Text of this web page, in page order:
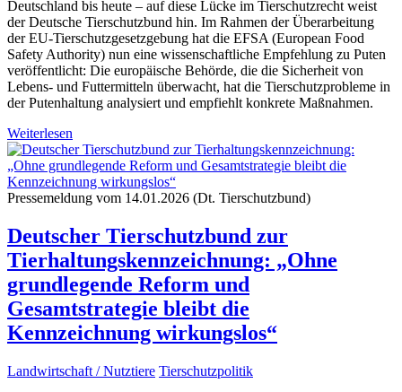
Deutschland bis heute – auf diese Lücke im Tierschutzrecht weist
der Deutsche Tierschutzbund hin. Im Rahmen der Überarbeitung
der EU-Tierschutzgesetzgebung hat die EFSA (European Food
Safety Authority) nun eine wissenschaftliche Empfehlung zu Puten
veröffentlicht: Die europäische Behörde, die die Sicherheit von
Lebens- und Futtermitteln überwacht, hat die Tierschutzprobleme in
der Putenhaltung analysiert und empfiehlt konkrete Maßnahmen.
Weiterlesen
Pressemeldung vom 14.01.2026 (Dt. Tierschutzbund)
Deutscher Tierschutzbund zur
Tierhaltungskennzeichnung: „Ohne
grundlegende Reform und
Gesamtstrategie bleibt die
Kennzeichnung wirkungslos“
Landwirtschaft / Nutztiere Tierschutzpolitik